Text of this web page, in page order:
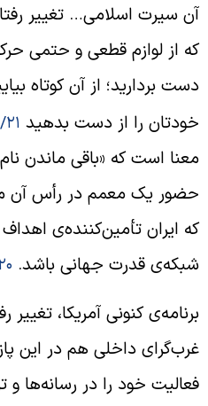
سیرت اسلامی… تغییر
از لوازم قطعی و حتمی
بردارید؛ از آن کوتاه
را از دست بدهید۹۳/
است که «باقی ماندن
یک معمم در رأس آن
ایران تأمین‌کننده‌ی اهداف
قدرت جهانی باشد.
کنونی آمریکا، تغییر
داخلی هم در این
خود را در رسانه‌ها و